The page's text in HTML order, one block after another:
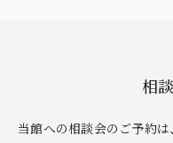
相
当館への相談会のご予約